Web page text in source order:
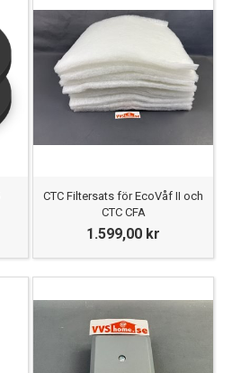
CTC Filtersats för EcoVåf II och
CTC CFA
1.599,00 kr